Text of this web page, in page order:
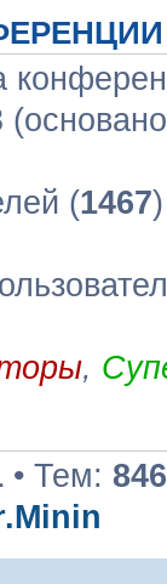
(1467
,
• Тем: 846